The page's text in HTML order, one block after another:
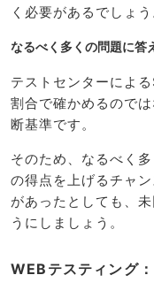
く必要があるでしょう
なるべく多くの問題に答
テストセンターによ
割合で確かめるので
断基準です。
そのため、なるべく
の得点を上げるチャ
があったとしても、
うにしましょう。
WEBテスティング